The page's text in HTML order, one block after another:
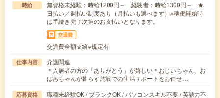
時給
無資格未経験：時給1200円～ 経験者：時給1300円～ ★
日払い／週払い制度あり（月払いも選べます）※稼働開始時
は手続き完了次第のお支払いとなります。
交通費
交通費全額支給※規定有
仕事内容
介護関連
＊入居者の方の「ありがとう」が嬉しい＊おじいちゃん、お
ばあちゃんが暮らす施設での生活サポートをお任せ…
応募資格 職種未経験OK / ブランクOK / パソコンスキル不要 / 英語力不